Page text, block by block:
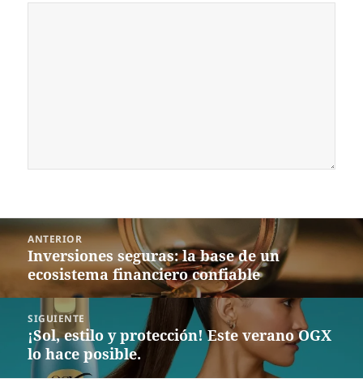
Navegación
entradas
ANTERIOR
Entrada
anterior:
Inversiones seguras: la base de un
ecosistema financiero confiable
SIGUIENTE
Siguiente
entrada:
¡Sol, estilo y protección! Este verano OGX
lo hace posible.